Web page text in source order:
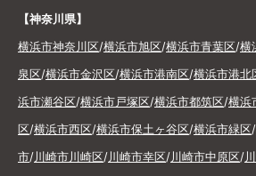
【神奈川県】
横浜市神奈川区/横浜市旭区/横浜市青葉区/横
泉区/横浜市金沢区/横浜市港南区/横浜市港北
浜市瀬谷区/横浜市戸塚区/横浜市都筑区/横浜
区/横浜市西区/横浜市保土ヶ谷区/横浜市緑区/
市/川崎市川崎区/川崎市幸区/川崎市中原区/